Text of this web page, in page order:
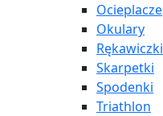
Ocieplacze
Okulary
Rękawiczki
Skarpetki
Spodenki
Triathlon